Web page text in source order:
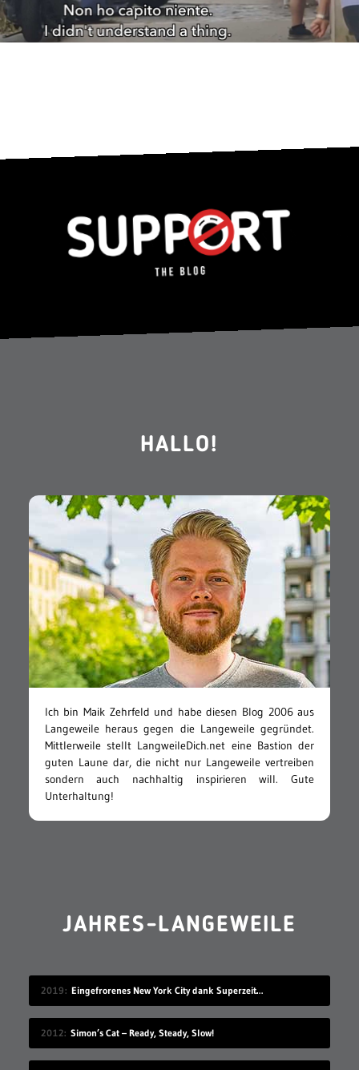
HALLO!
Ich bin Maik Zehrfeld und habe diesen Blog 2006 aus
Langeweile heraus gegen die Langeweile gegründet.
Mittlerweile stellt LangweileDich.net eine Bastion der
guten Laune dar, die nicht nur Langeweile vertreiben
sondern auch nachhaltig inspirieren will. Gute
Unterhaltung!
JAHRES-LANGEWEILE
2019 Eingefrorenes New York City dank Superzeitlupe
2012 Simon’s Cat – Ready, Steady, Slow!